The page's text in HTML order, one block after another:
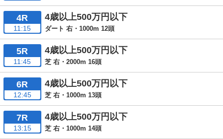
4R
11:15
4歳以上500万円以下
ダート 右・1000m 12頭
5R
11:45
4歳以上500万円以下
芝 右・2000m 16頭
6R
12:45
4歳以上500万円以下
芝 右・1000m 13頭
7R
13:15
4歳以上500万円以下
芝 右・1000m 14頭